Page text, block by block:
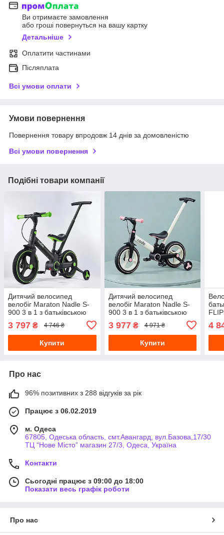
Ви отримаєте замовлення
або гроші повернуться на вашу картку
Детальніше
Оплатити частинами
Післяплата
Всі умови оплати
Умови повернення
Повернення товару впродовж 14 днів за домовленістю
Всі умови повернення
Подібні товари компанії
Дитячий велосипед
велобіг Maraton Nadle S-
900 3 в 1 з батьківською
3 797 ₴ 4 746 ₴
Купити
Дитячий велосипед
велобіг Maraton Nadle S-
900 3 в 1 з батьківською
3 977₴ 4 971 ₴
Купити
4
Про нас
96% позитивних з 288 відгуків за рік
Працює з 06.02.2019
м. Одеса
67805, Одеська область, смт.Авангард, вул.Базова,17/30
ТЦ “Нове Місто” магазин 27/3, Одеса, Україна
Контакти
Сьогодні працює з 09:00 до 18:00
Показати весь графік роботи
Про нас